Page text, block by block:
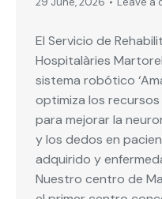
El Servicio de
Hospitalàries
sistema robótico
optimiza los
para mejorar la
y los dedos en
adquirido y
Nuestro centro de